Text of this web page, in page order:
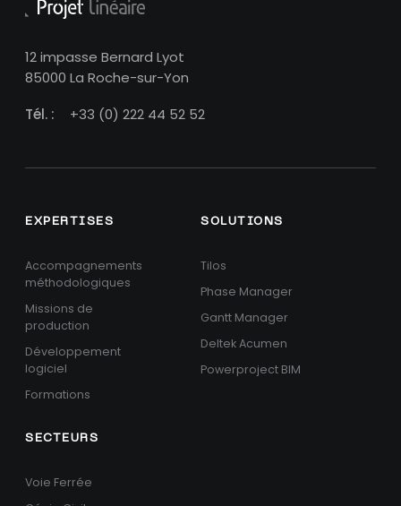
12 impasse Bernard Lyot
85000 La Roche-sur-Yon
Tél. :
+33 (0) 222 44 52 52
EXPERTISES
Accompagnements
méthodologiques
Missions de
production
Développement
logiciel
Formations
SOLUTIONS
Tilos
Phase Manager
Gantt Manager
Deltek Acumen
Powerproject BIM
SECTEURS
Voie Ferrée